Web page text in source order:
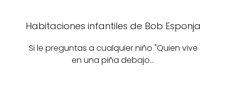
Habitaciones infantiles de Bob Esponja
Si le preguntas a cualquier niño "Quien vive
en una piña debajo…